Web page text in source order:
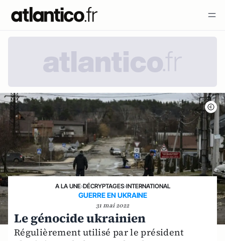
A LA UNE›DÉCRYPTAGES›INTERNATIONAL
GUERRE EN UKRAINE
31 mai 2022
Le génocide ukrainien
Régulièrement utilisé par le président